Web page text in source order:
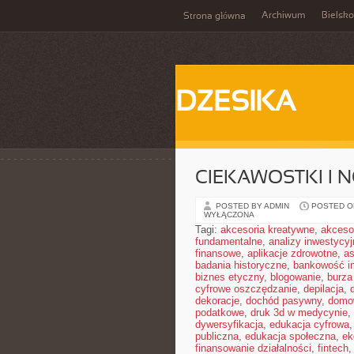
Strona główna Archiwum Bielsko
DZESIKA
CIEKAWOSTKI I
POSTED BY ADMIN POSTED
WYŁĄCZONA
Tagi: akcesoria kreatywne,
fundamentalne, analizy
finansowe, aplikacje zdrowotne,
badania historyczne, bankowość
biznes etyczny, blogowanie,
cyfrowe oszczędzanie, depilacja,
dekoracje, dochód pasywny,
podatkowe, druk 3d w medycynie,
dywersyfikacja, edukacja cyfrowa,
publiczna, edukacja społeczna,
finansowanie działalności, fintech,